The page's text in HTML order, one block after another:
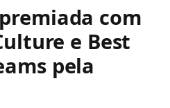
com
e Best
pela